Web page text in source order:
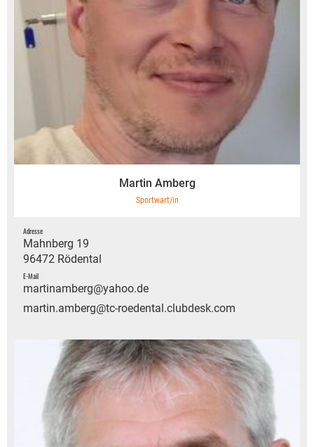
Martin Amberg
Sportwart/in
Adresse
Mahnberg 19
96472 Rödental
E-Mail
martinamberg@yahoo.de
martin.amberg@tc-roedental.clubdesk.com